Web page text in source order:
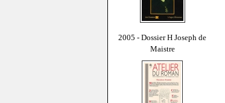
2005 - Dossier H Joseph de
Maistre